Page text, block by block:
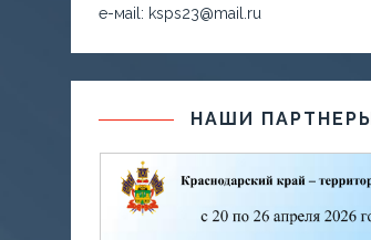
е-маil: ksps23@mail.ru
НАШИ ПАРТНЕРЫ